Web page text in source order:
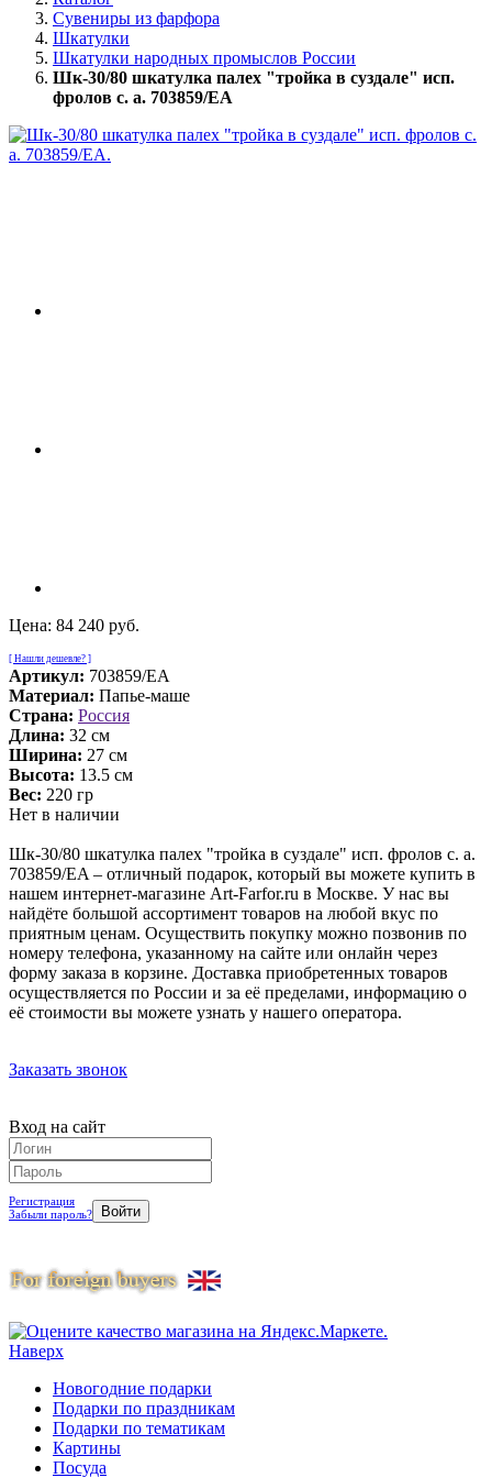
Сувениры из фарфора
Шкатулки
Шкатулки народных промыслов России
Шк-30/80 шкатулка палех "тройка в суздале" исп.
фролов с. а. 703859/EA
Цена: 84 240 руб.
[ Нашли дешевле? ]
Артикул: 703859/EA
Материал: Папье-маше
Страна: Россия
Длина: 32 см
Ширина: 27 см
Высота: 13.5 см
Вес: 220 гр
Нет в наличии
Шк-30/80 шкатулка палех "тройка в суздале" исп. фролов с. а.
703859/EA – отличный подарок, который вы можете купить в
нашем интернет-магазине Art-Farfor.ru в Москве. У нас вы
найдёте большой ассортимент товаров на любой вкус по
приятным ценам. Осуществить покупку можно позвонив по
номеру телефона, указанному на сайте или онлайн через
форму заказа в корзине. Доставка приобретенных товаров
осуществляется по России и за её пределами, информацию о
её стоимости вы можете узнать у нашего оператора.
Заказать звонок
Вход на сайт
Регистрация
Забыли пароль?
Наверх
Новогодние подарки
Подарки по праздникам
Подарки по тематикам
Картины
Посуда